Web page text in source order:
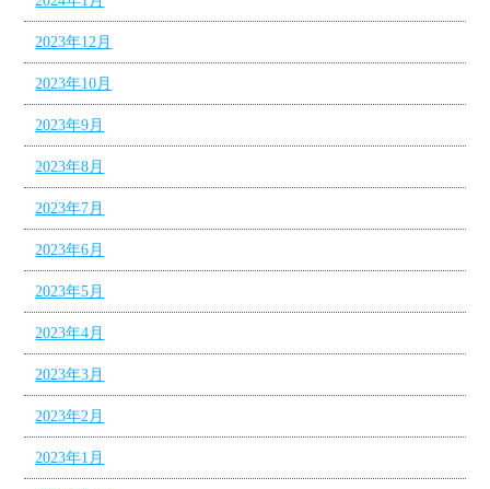
2023年12月
2023年10月
2023年9月
2023年8月
2023年7月
2023年6月
2023年5月
2023年4月
2023年3月
2023年2月
2023年1月